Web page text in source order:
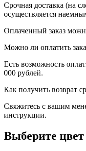
Срочная доставка (на
осуществляется
Оплаченный заказ
Можно ли оплатить
Есть возможность
000 рублей.
Как получить возврат
Свяжитесь с вашим
инструкции.
Выберите